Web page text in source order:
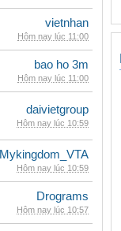
vietnhan
Hôm nay lúc 11:00
bao ho 3m
Hôm nay lúc 11:00
daivietgroup
Hôm nay lúc 10:59
Mykingdom_VTA
Hôm nay lúc 10:59
Drograms
Hôm nay lúc 10:57